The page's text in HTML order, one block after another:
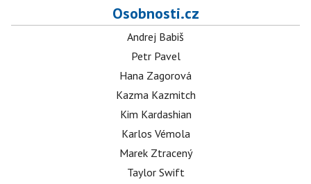
Osobnosti.cz
Andrej Babiš
Petr Pavel
Hana Zagorová
Kazma Kazmitch
Kim Kardashian
Karlos Vémola
Marek Ztracený
Taylor Swift